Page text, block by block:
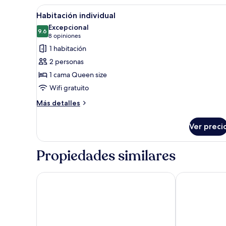
size
Abrir
todas
las
fotos
de
Habitación
individual
Habitación de hotel
9
Habitación individual
9.69.6 de 10
Excepcional
8 opiniones
(8
opiniones)
1 habitación
2 personas
1 cama Queen size
Wifi gratuito
Más detalles
Más
individual
Ver
Propiedades similares
Cinco Hotel Terra Bella